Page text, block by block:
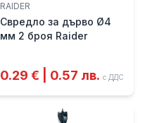
RAIDER
Свредло за дърво Ø4
мм 2 броя Raider
0.29 € | 0.57 лв. с ДДС